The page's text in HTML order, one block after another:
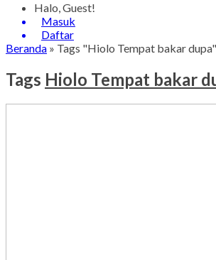
Halo, Guest!
Masuk
Daftar
Beranda » Tags "Hiolo Tempat bakar dupa"
Tags Hiolo Tempat bakar